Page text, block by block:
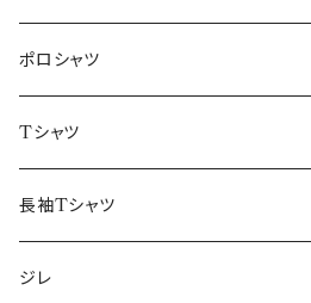
48/L
50/XL～
46/M
48/L
50/XL～
～44/S
46/M
48/L
50/XL～
ポロシャツ
～44/S
46/M
48/L
Tシャツ
～44/S
46/M
長袖Tシャツ
～44/S
ジレ